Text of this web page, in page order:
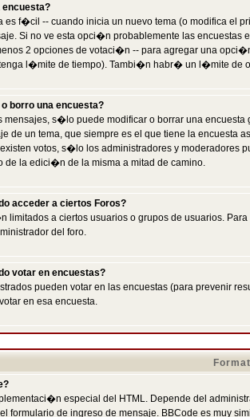
es f�cil -- cuando inicia un nuevo tema (o modifica el
Si no ve esta opci�n probablemente las
2 opciones de votaci�n -- para agregar una
l�mite de tiempo). Tambi�n habr� un l�mite de
borro una encuesta?
mensajes, s�lo puede modificar o borrar una
de un tema, que siempre es el que tiene la encuesta
votos, s�lo los administradores y moderadores
de la edici�n de la misma a mitad de camino.
acceder a ciertos Foros?
limitados a ciertos usuarios o grupos de usuarios.
del foro.
votar en encuestas?
pueden votar en las encuestas (para prevenir
en esa encuesta.
especial del HTML. Depende del
formulario de ingreso de mensaje. BBCode es muy